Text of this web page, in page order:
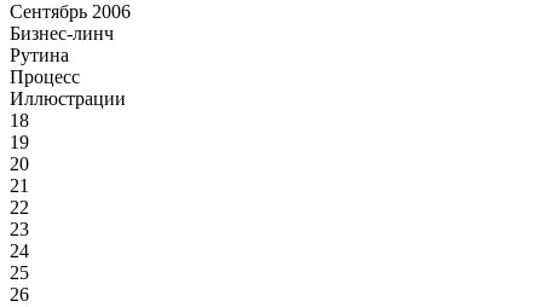
Сентябрь 2006
Бизнес-линч
Рутина
Процесс
Иллюстрации
18
19
20
21
22
23
24
25
26